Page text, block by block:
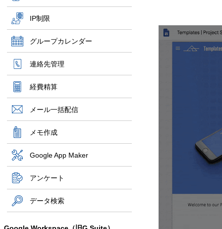
IP制限
グループカレンダー
連絡先管理
経費精算
メール一括配信
メモ作成
Google App Maker
アンケート
データ検索